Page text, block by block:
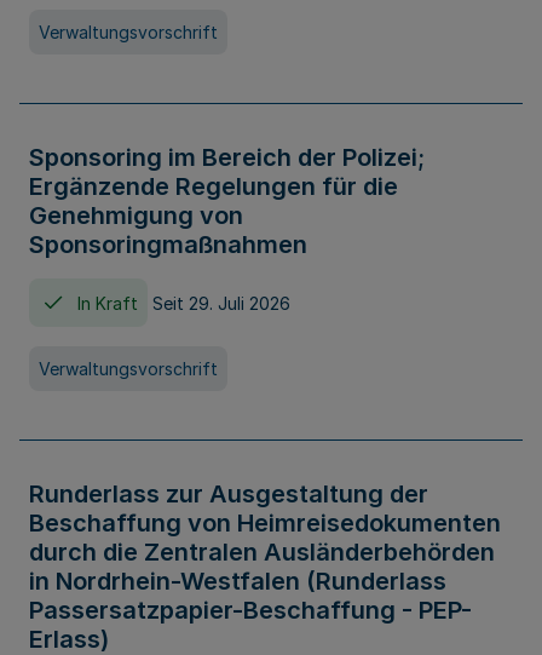
Verwaltungsvorschrift
Sponsoring im Bereich der Polizei;
Ergänzende Regelungen für die
Genehmigung von
Sponsoringmaßnahmen
In Kraft Seit 29. Juli 2026
Verwaltungsvorschrift
Runderlass zur Ausgestaltung der
Beschaffung von Heimreisedokumenten
durch die Zentralen Ausländerbehörden
in Nordrhein-Westfalen (Runderlass
Passersatzpapier-Beschaffung - PEP-
Erlass)